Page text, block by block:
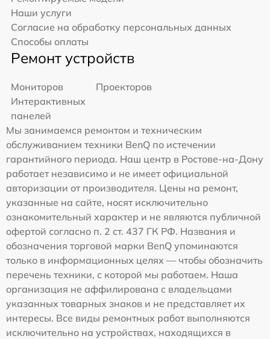
Наши услуги
Согласие на обработку персональных данных
Способы оплаты
Ремонт устройств
Мониторов
Проекторов
Интерактивных
панелей
Мы занимаемся ремонтом и техническим
обслуживанием техники BenQ по истечении
гарантийного периода. Наш центр в Ростове-на-Дону
работает независимо и не имеет официальной
авторизации от производителя. Цены на ремонт,
указанные на сайте, носят исключительно
ознакомительный характер и не являются публичной
офертой согласно п. 2 ст. 437 ГК РФ. Названия и
обозначения торговой марки BenQ упоминаются
только в информационных целях — чтобы обозначить
перечень техники, с которой мы работаем. Наша
организация не аффилирована с владельцами
указанных товарных знаков и не представляет их
интересы. Все виды ремонтных работ выполняются
исключительно на устройствах, находящихся в